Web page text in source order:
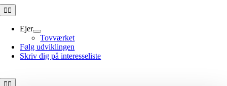
Skip
to
content
Toggle
Navigation
Ejer
Tovværket
Følg udviklingen
Skriv dig på interesseliste
Toggle